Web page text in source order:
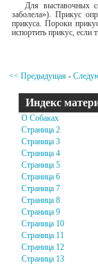
Для выставочных
заболела»). При­кус
прикуса. Пороки
испортить прикус, если
<< Предыдущая -
Индекс
О Собаках
Страница 2
Страница 3
Страница 4
Страница 5
Страница 6
Страница 7
Страница 8
Страница 9
Страница 10
Страница 11
Страница 12
Страница 13